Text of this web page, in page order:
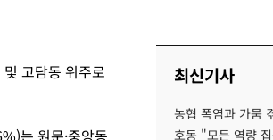
고담동 위주로
는 원문·중앙동
최신기사
농협 폭염과 가뭄
호동 "모든 역량